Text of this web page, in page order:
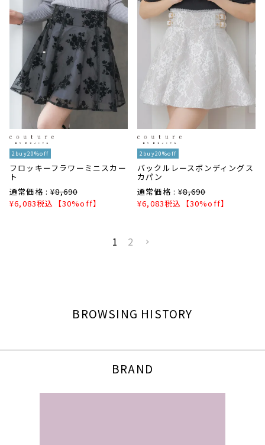
2buy20%off
フロッキーフラワーミニスカー
ト
通常価格 : ¥8,690
¥6,083税込 【30%off】
2buy20%off
バックルレースボンディングス
カパン
通常価格 : ¥8,690
¥6,083税込 【30%off】
1 2
BROWSING HISTORY
BRAND